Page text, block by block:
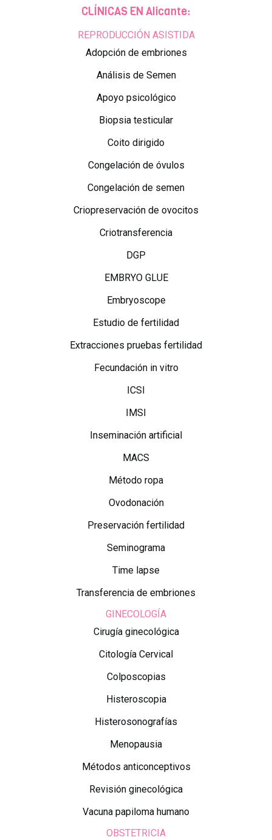
CLÍNICAS EN Alicante:
REPRODUCCIÓN ASISTIDA
Adopción de embriones
Análisis de Semen
Apoyo psicológico
Biopsia testicular
Coito dirigido
Congelación de óvulos
Congelación de semen
Criopreservación de ovocitos
Criotransferencia
DGP
EMBRYO GLUE
Embryoscope
Estudio de fertilidad
Extracciones pruebas fertilidad
Fecundación in vitro
ICSI
IMSI
Inseminación artificial
MACS
Método ropa
Ovodonación
Preservación fertilidad
Seminograma
Time lapse
Transferencia de embriones
GINECOLOGÍA
Cirugía ginecológica
Citología Cervical
Colposcopias
Histeroscopia
Histerosonografías
Menopausia
Métodos anticonceptivos
Revisión ginecológica
Vacuna papiloma humano
OBSTETRICIA